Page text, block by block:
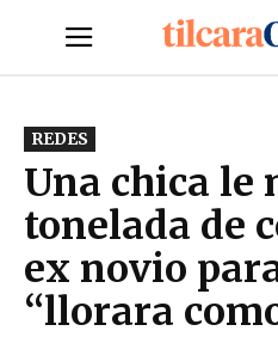
REDES
Una chica le
tonelada de
ex novio
“llorara